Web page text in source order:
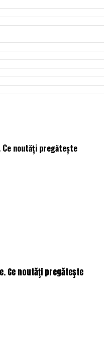
noutăţi pregăteşte
Ce noutăţi pregăteşte